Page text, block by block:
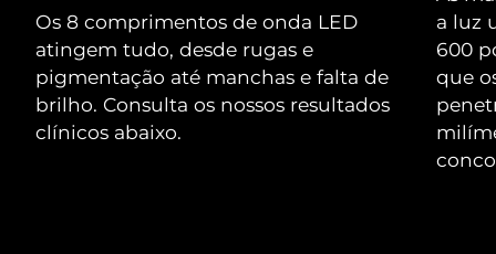
Os 8 comprimentos de onda LED
atingem tudo, desde rugas e
pigmentação até manchas e falta de
brilho. Consulta os nossos resultados
clínicos abaixo.
a luz
600
que
Advanced pore care essentials
For healthy hair
issa™ Teeth Whitening Gel
18% PAP
Cosméticos Homens
Israel Entrega prevista 8/14/26
Itália Entrega prevista 8/10/26
8/13/26